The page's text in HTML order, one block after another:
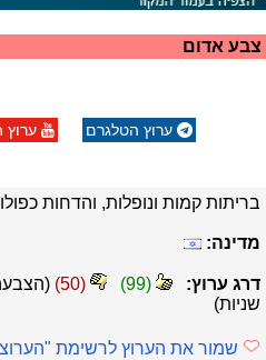
צבע אדום
ערוץ הטלגרם ערוץ
בריתות קמות ונופלות, והדחות
מדינה:
דרג ערוץ: (
99
)
(
50
)
שניות)
שמור את הערוץ לרשימת